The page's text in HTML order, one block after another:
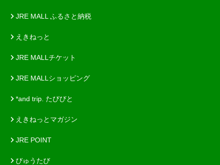
JRE MALL ふるさと納税
えきねっと
JRE MALLチケット
JRE MALLショッピング
*and trip. たびびと
えきねっとマガジン
JRE POINT
びゅうたび